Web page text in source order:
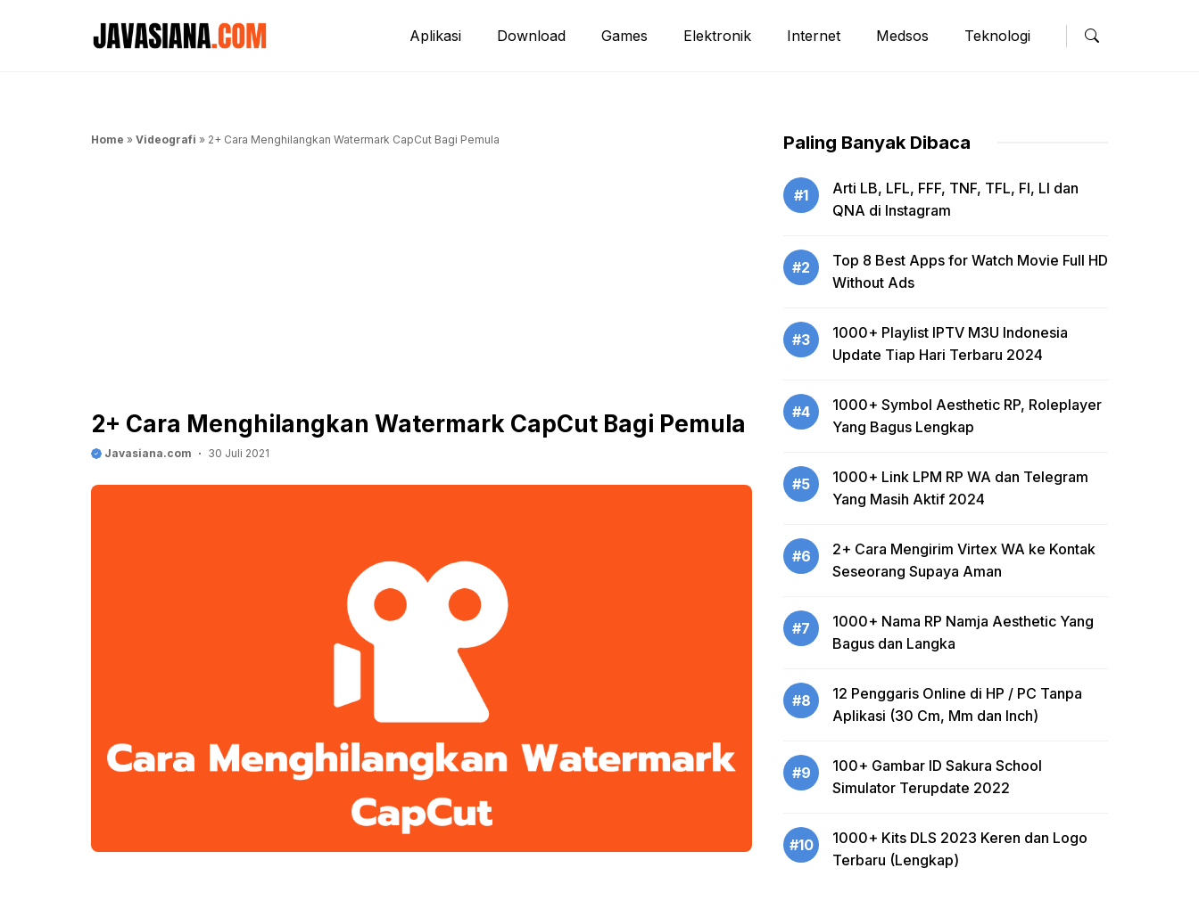
Aplikasi Download Games Elektronik Internet Medsos Teknologi
Home » Videografi » 2+ Cara Menghilangkan Watermark CapCut Bagi Pemula
2+ Cara Menghilangkan Watermark CapCut Bagi Pemula
Javasiana.com 30 Juli 2021
Paling Banyak Dibaca
#1
Arti LB, LFL, FFF, TNF, TFL, FI, LI dan
QNA di Instagram
#2
Top 8 Best Apps for Watch Movie Full HD
Without Ads
#3
1000+ Playlist IPTV M3U Indonesia
Update Tiap Hari Terbaru 2024
#4
1000+ Symbol Aesthetic RP, Roleplayer
Yang Bagus Lengkap
#5
1000+ Link LPM RP WA dan Telegram
Yang Masih Aktif 2024
#6
2+ Cara Mengirim Virtex WA ke Kontak
Seseorang Supaya Aman
#7
1000+ Nama RP Namja Aesthetic Yang
Bagus dan Langka
#8
12 Penggaris Online di HP / PC Tanpa
Aplikasi (30 Cm, Mm dan Inch)
#9
100+ Gambar ID Sakura School
Simulator Terupdate 2022
#10
1000+ Kits DLS 2023 Keren dan Logo
Terbaru (Lengkap)